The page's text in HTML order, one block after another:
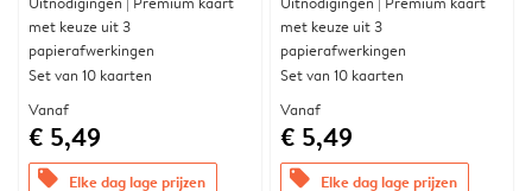
met keuze uit 3
papierafwerkingen
Set van 10 kaarten
Vanaf
€ 5,49
offers Elke dag lage prijzen
met keuze uit 3
papierafwerkingen
Set van 10 kaarten
Vanaf
€ 5,49
offers Elke dag lage prijzen